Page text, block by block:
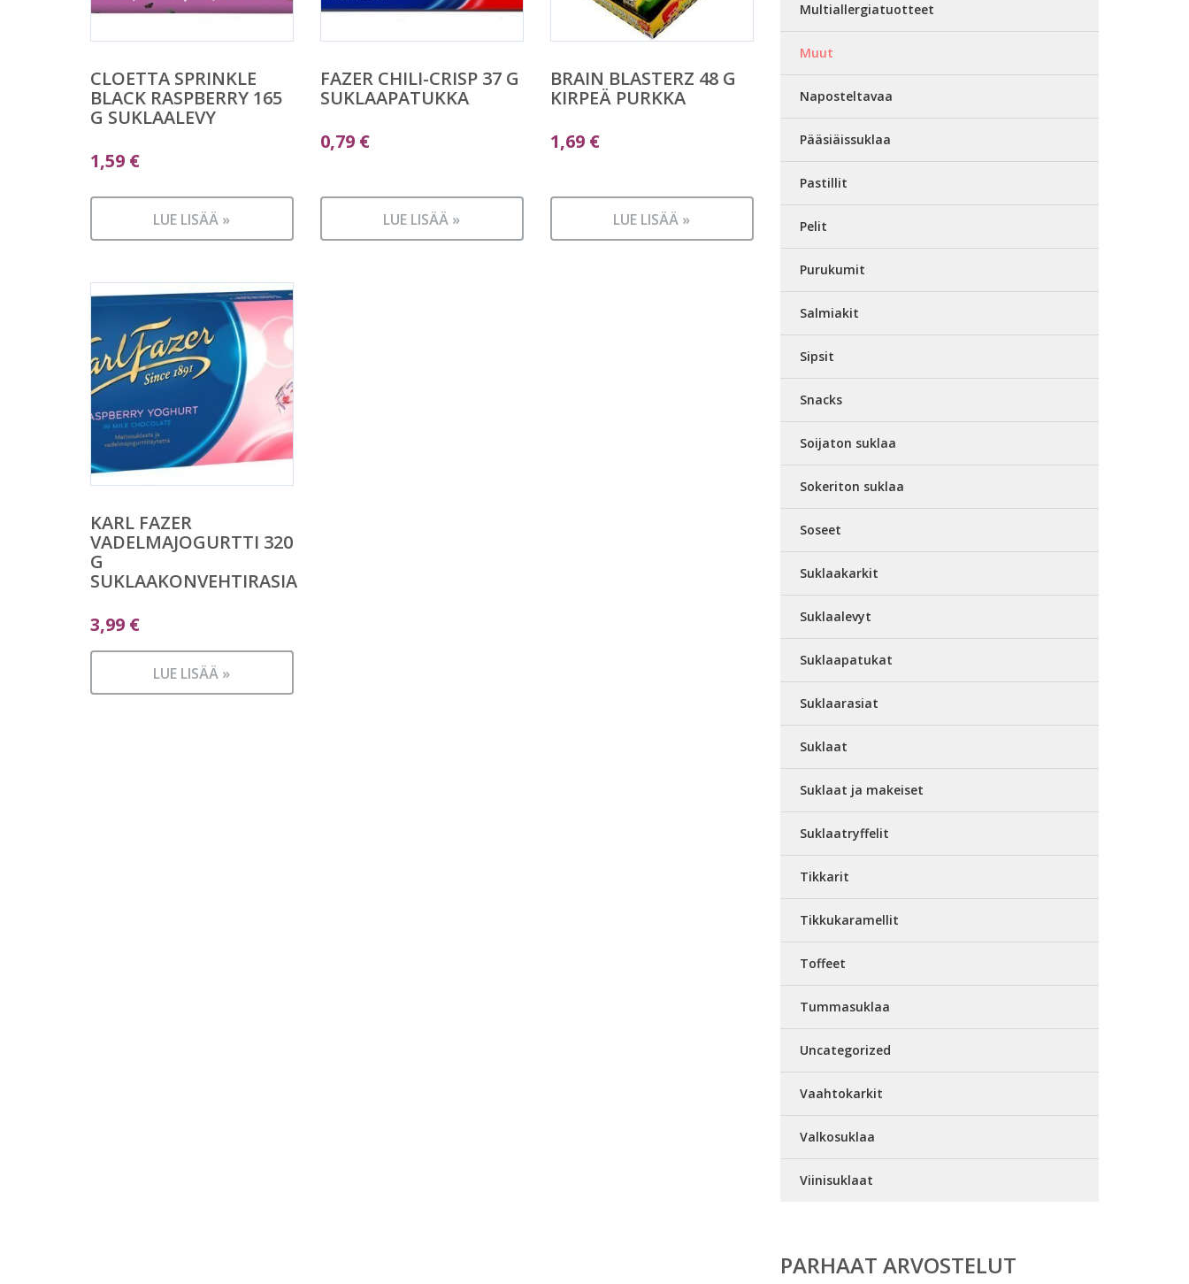
CLOETTA SPRINKLE
BLACK RASPBERRY 165
G SUKLAALEVY
1,59 €
LUE LISÄÄ »
FAZER CHILI-CRISP 37 G
SUKLAAPATUKKA
0,79 €
LUE LISÄÄ »
BRAIN BLASTERZ 48 G
KIRPEÄ PURKKA
1,69 €
LUE LISÄÄ »
KARL FAZER
VADELMAJOGURTTI 320
G
SUKLAAKONVEHTIRASIA
3,99 €
LUE LISÄÄ »
Multiallergiatuotteet
Muut
Naposteltavaa
Pääsiäissuklaa
Pastillit
Pelit
Purukumit
Salmiakit
Sipsit
Snacks
Soijaton suklaa
Sokeriton suklaa
Soseet
Suklaakarkit
Suklaalevyt
Suklaapatukat
Suklaarasiat
Suklaat
Suklaat ja makeiset
Suklaatryffelit
Tikkarit
Tikkukaramellit
Toffeet
Tummasuklaa
Uncategorized
Vaahtokarkit
Valkosuklaa
Viinisuklaat
PARHAAT ARVOSTELUT